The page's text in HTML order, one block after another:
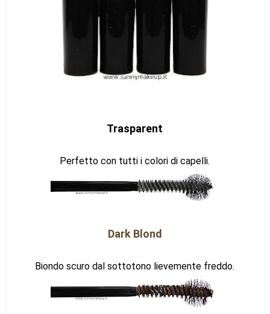
Trasparent
Perfetto con tutti i colori di capelli.
Dark Blond
Biondo scuro dal sottotono lievemente freddo.